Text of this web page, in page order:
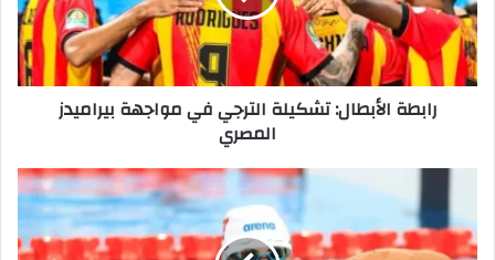
مواجهة
بيراميدز
المصري
رابطة الأبطال: تشكيلة الترجي في مواجهة بيراميدز
المصري
للسباحة:
أحمد